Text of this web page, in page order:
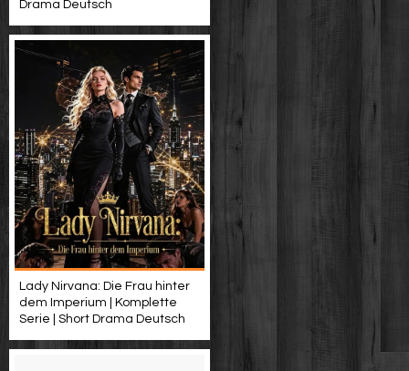
Drama Deutsch
Lady Nirvana: Die Frau hinter
dem Imperium | Komplette
Serie | Short Drama Deutsch